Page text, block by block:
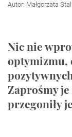
Autor: Małgorzata
Nic nie
optymizmu,
Zaprośmy
przegoniły